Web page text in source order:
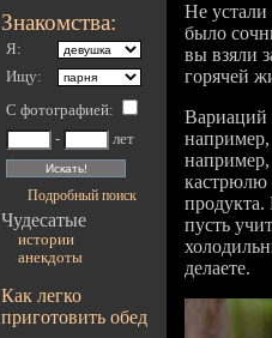
Знакомства:
Я:
Ищу:
С фотографией:
-
лет
Подробный поиск
Чудесатые
истории
анекдоты
Как легко
приготовить обед
Не
было
вы взяли
горячей
Вариаций
например,
например,
кастрюлю
пусть
делаете.